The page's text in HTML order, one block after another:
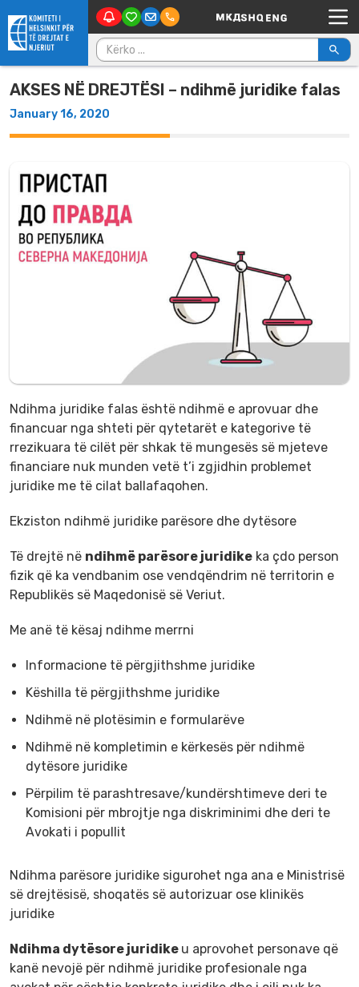
Skip to content Main Navigation
Kërko për:
AKSES NË DREJTËSI – ndihmë juridike falas
January 16, 2020
Ndihma juridike falas është ndihmë e aprovuar dhe
financuar nga shteti për qytetarët e kategorive të
rrezikuara të cilët për shkak të mungesës së mjeteve
financiare nuk munden vetë t’i zgjidhin problemet
juridike me të cilat ballafaqohen.
Ekziston ndihmë juridike parësore dhe dytësore
Të drejtë në ndihmë parësore juridike ka çdo person
fizik që ka vendbanim ose vendqëndrim në territorin e
Republikës së Maqedonisë së Veriut.
Me anë të kësaj ndihme merrni
Informacione të përgjithshme juridike
Këshilla të përgjithshme juridike
Ndihmë në plotësimin e formularëve
Ndihmë në kompletimin e kërkesës për ndihmë
dytësore juridike
Përpilim të parashtresave/kundërshtimeve deri te
Komisioni për mbrojtje nga diskriminimi dhe deri te
Avokati i popullit
Ndihma parësore juridike sigurohet nga ana e Ministrisë
së drejtësisë, shoqatës së autorizuar ose klinikës
juridike
Ndihma dytësore juridike u aprovohet personave që
kanë nevojë për ndihmë juridike profesionale nga